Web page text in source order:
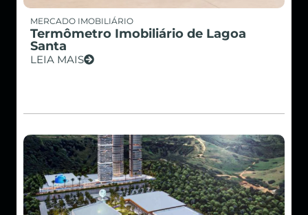
MERCADO IMOBILIÁRIO
Termômetro Imobiliário de Lagoa
Santa
LEIA MAIS